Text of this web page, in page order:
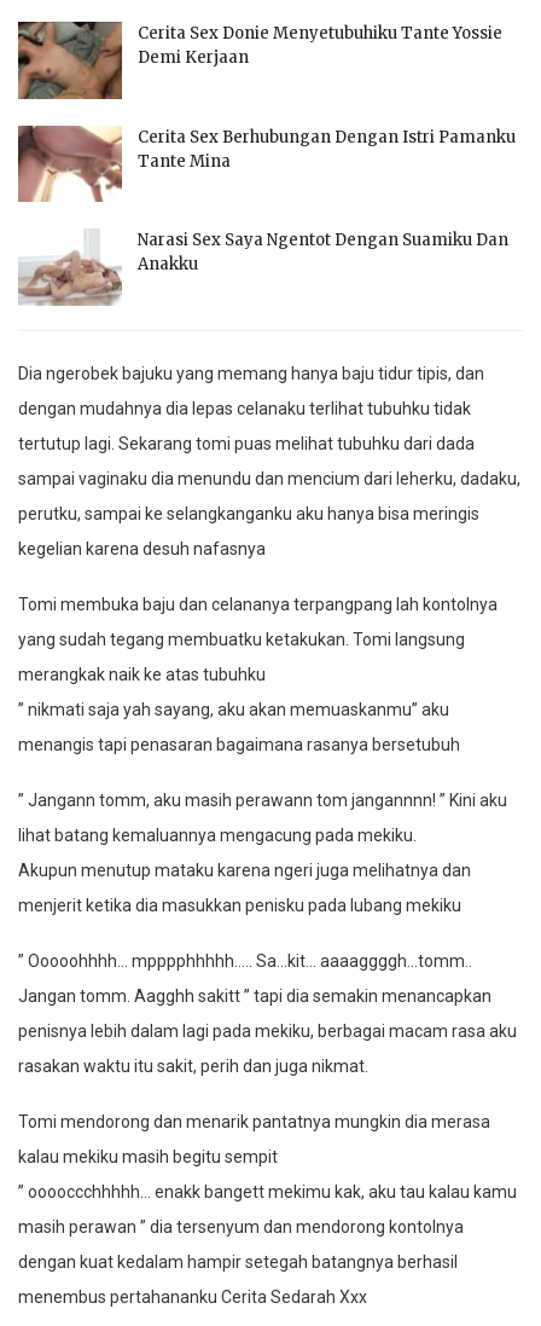
Cerita Sex Donie Menyetubuhiku Tante Yossie
Demi Kerjaan
Cerita Sex Berhubungan Dengan Istri Pamanku
Tante Mina
Narasi Sex Saya Ngentot Dengan Suamiku Dan
Anakku
Dia ngerobek bajuku yang memang hanya baju tidur tipis, dan
dengan mudahnya dia lepas celanaku terlihat tubuhku tidak
tertutup lagi. Sekarang tomi puas melihat tubuhku dari dada
sampai vaginaku dia menundu dan mencium dari leherku, dadaku,
perutku, sampai ke selangkanganku aku hanya bisa meringis
kegelian karena desuh nafasnya
Tomi membuka baju dan celananya terpangpang lah kontolnya
yang sudah tegang membuatku ketakukan. Tomi langsung
merangkak naik ke atas tubuhku
” nikmati saja yah sayang, aku akan memuaskanmu” aku
menangis tapi penasaran bagaimana rasanya bersetubuh
” Jangann tomm, aku masih perawann tom jangannnn! ” Kini aku
lihat batang kemaluannya mengacung pada mekiku.
Akupun menutup mataku karena ngeri juga melihatnya dan
menjerit ketika dia masukkan penisku pada lubang mekiku
” Ooooohhhh… mpppphhhhh….. Sa…kit… aaaaggggh…tomm..
Jangan tomm. Aagghh sakitt ” tapi dia semakin menancapkan
penisnya lebih dalam lagi pada mekiku, berbagai macam rasa aku
rasakan waktu itu sakit, perih dan juga nikmat.
Tomi mendorong dan menarik pantatnya mungkin dia merasa
kalau mekiku masih begitu sempit
” ooooccchhhhh… enakk bangett mekimu kak, aku tau kalau kamu
masih perawan ” dia tersenyum dan mendorong kontolnya
dengan kuat kedalam hampir setegah batangnya berhasil
menembus pertahananku Cerita Sedarah Xxx